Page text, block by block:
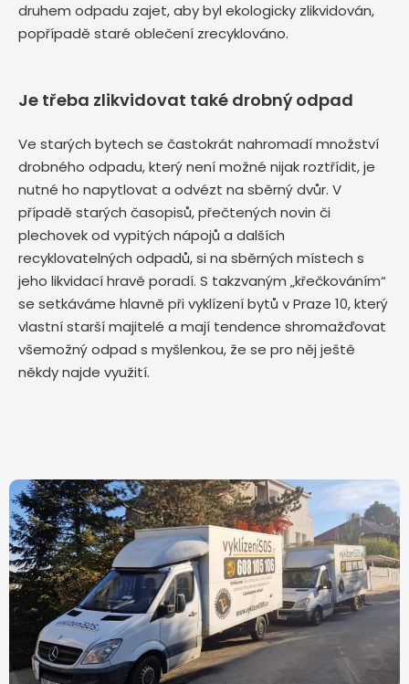
druhem odpadu zajet, aby byl ekologicky zlikvidován,
popřípadě staré oblečení zrecyklováno.
Je třeba zlikvidovat také drobný odpad
Ve starých bytech se častokrát nahromadí množství
drobného odpadu, který není možné nijak roztřídit, je
nutné ho napytlovat a odvézt na sběrný dvůr. V
případě starých časopisů, přečtených novin či
plechovek od vypitých nápojů a dalších
recyklovatelných odpadů, si na sběrných místech s
jeho likvidací hravě poradí. S takzvaným „křečkováním“
se setkáváme hlavně při vyklízení bytů v Praze 10, který
vlastní starší majitelé a mají tendence shromažďovat
všemožný odpad s myšlenkou, že se pro něj ještě
někdy najde využití.